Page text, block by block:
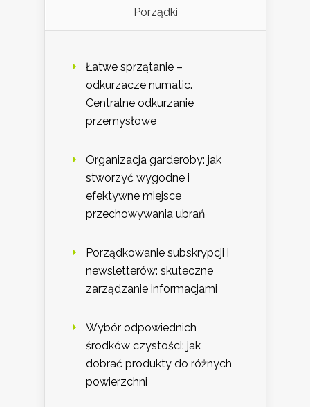
Porządki
Łatwe sprzątanie –
odkurzacze numatic.
Centralne odkurzanie
przemysłowe
Organizacja garderoby: jak
stworzyć wygodne i
efektywne miejsce
przechowywania ubrań
Porządkowanie subskrypcji i
newsletterów: skuteczne
zarządzanie informacjami
Wybór odpowiednich
środków czystości: jak
dobrać produkty do różnych
powierzchni